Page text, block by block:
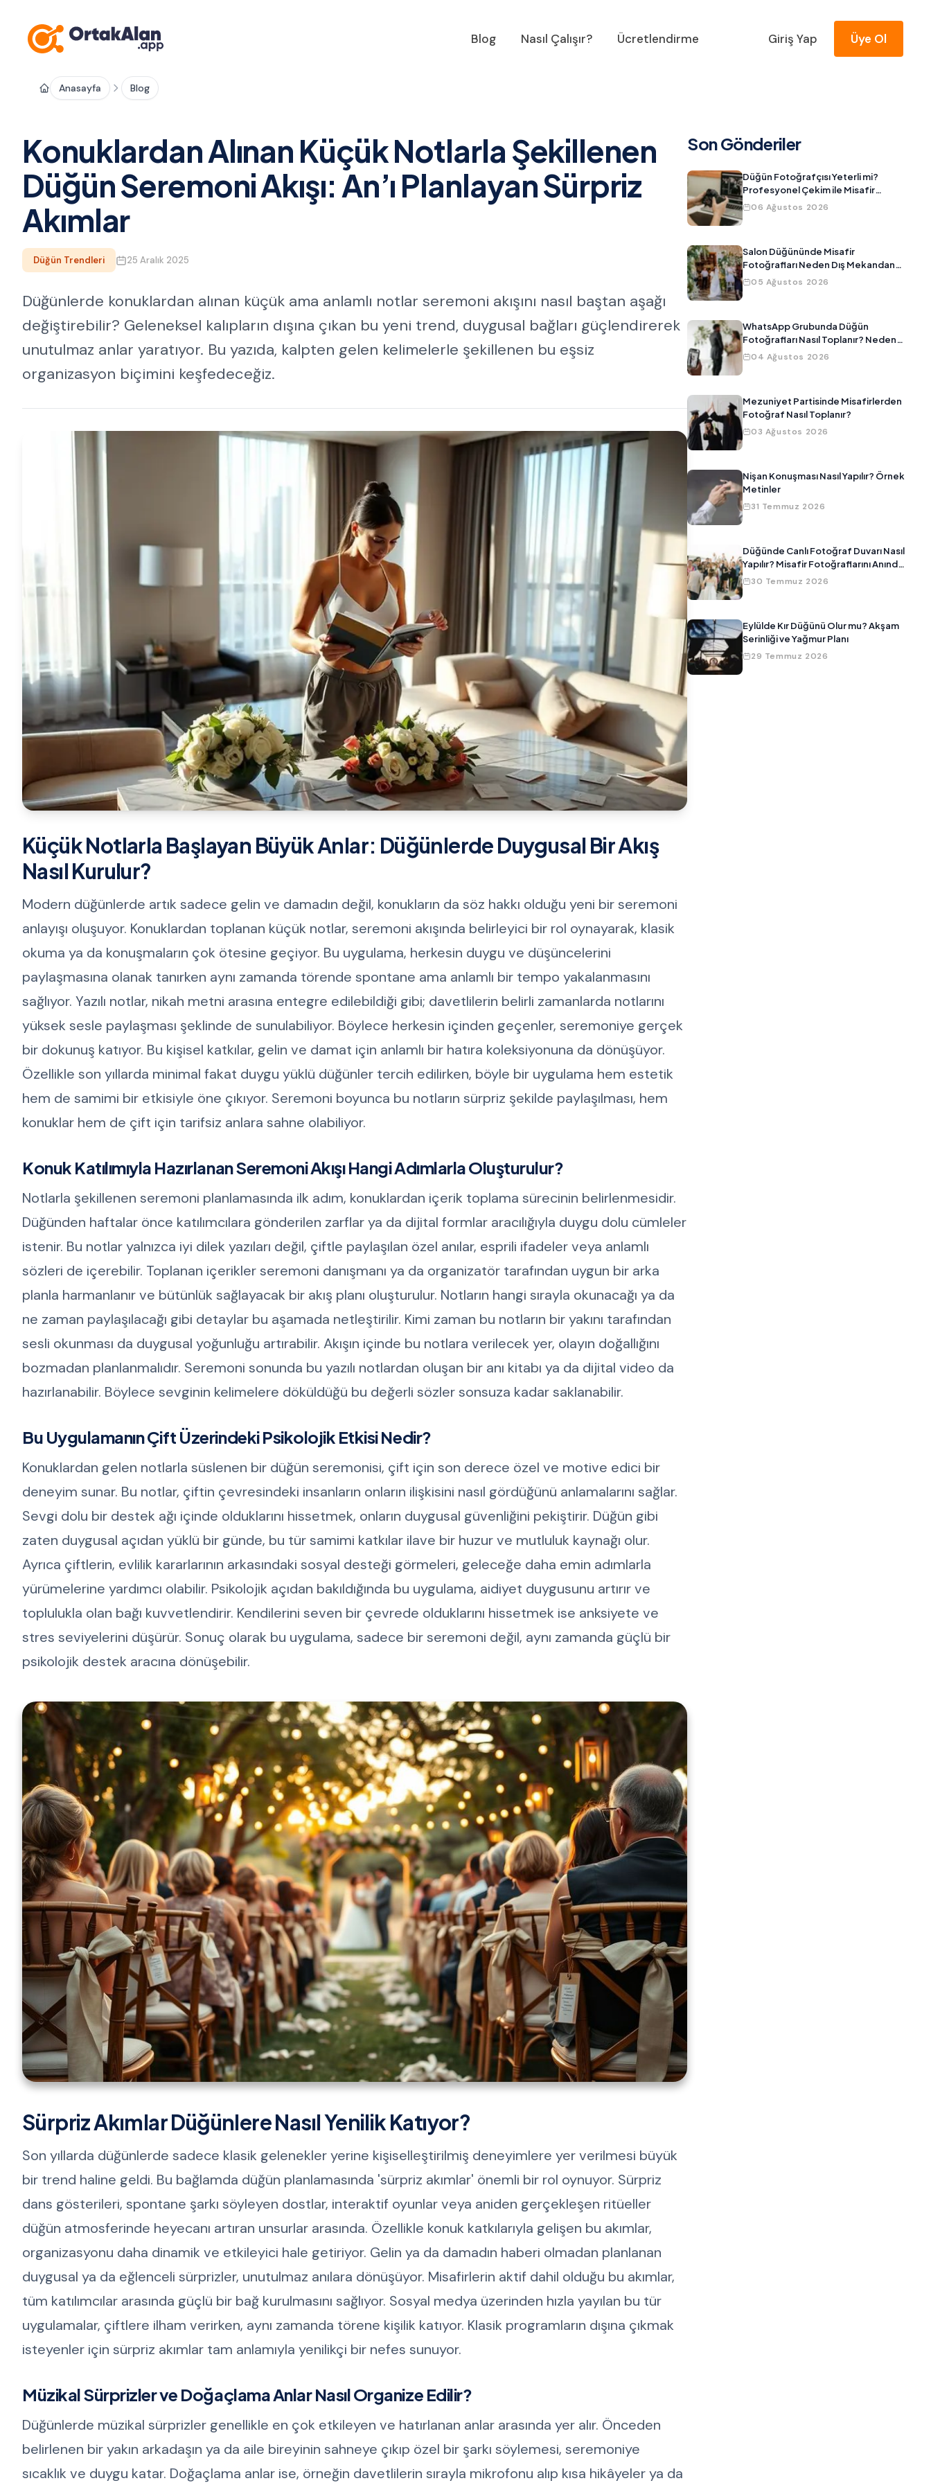
Blog Nasıl Çalışır? Ücretlendirme Giriş Yap Üye Ol
Anasayfa Blog
Konuklardan Alınan Küçük Notlarla Şekillenen
Düğün Seremoni Akışı: An’ı Planlayan Sürpriz
Akımlar
Düğün Trendleri 25 Aralık 2025
Düğünlerde konuklardan alınan küçük ama anlamlı notlar seremoni akışını nasıl baştan aşağı
değiştirebilir? Geleneksel kalıpların dışına çıkan bu yeni trend, duygusal bağları güçlendirerek
unutulmaz anlar yaratıyor. Bu yazıda, kalpten gelen kelimelerle şekillenen bu eşsiz
organizasyon biçimini keşfedeceğiz.
Küçük Notlarla Başlayan Büyük Anlar: Düğünlerde Duygusal Bir Akış
Nasıl Kurulur?
Modern düğünlerde artık sadece gelin ve damadın değil, konukların da söz hakkı olduğu yeni bir seremoni
anlayışı oluşuyor. Konuklardan toplanan küçük notlar, seremoni akışında belirleyici bir rol oynayarak, klasik
okuma ya da konuşmaların çok ötesine geçiyor. Bu uygulama, herkesin duygu ve düşüncelerini
paylaşmasına olanak tanırken aynı zamanda törende spontane ama anlamlı bir tempo yakalanmasını
sağlıyor. Yazılı notlar, nikah metni arasına entegre edilebildiği gibi; davetlilerin belirli zamanlarda notlarını
yüksek sesle paylaşması şeklinde de sunulabiliyor. Böylece herkesin içinden geçenler, seremoniye gerçek
bir dokunuş katıyor. Bu kişisel katkılar, gelin ve damat için anlamlı bir hatıra koleksiyonuna da dönüşüyor.
Özellikle son yıllarda minimal fakat duygu yüklü düğünler tercih edilirken, böyle bir uygulama hem estetik
hem de samimi bir etkisiyle öne çıkıyor. Seremoni boyunca bu notların sürpriz şekilde paylaşılması, hem
konuklar hem de çift için tarifsiz anlara sahne olabiliyor.
Konuk Katılımıyla Hazırlanan Seremoni Akışı Hangi Adımlarla Oluşturulur?
Notlarla şekillenen seremoni planlamasında ilk adım, konuklardan içerik toplama sürecinin belirlenmesidir.
Düğünden haftalar önce katılımcılara gönderilen zarflar ya da dijital formlar aracılığıyla duygu dolu cümleler
istenir. Bu notlar yalnızca iyi dilek yazıları değil, çiftle paylaşılan özel anılar, esprili ifadeler veya anlamlı
sözleri de içerebilir. Toplanan içerikler seremoni danışmanı ya da organizatör tarafından uygun bir arka
planla harmanlanır ve bütünlük sağlayacak bir akış planı oluşturulur. Notların hangi sırayla okunacağı ya da
ne zaman paylaşılacağı gibi detaylar bu aşamada netleştirilir. Kimi zaman bu notların bir yakını tarafından
sesli okunması da duygusal yoğunluğu artırabilir. Akışın içinde bu notlara verilecek yer, olayın doğallığını
bozmadan planlanmalıdır. Seremoni sonunda bu yazılı notlardan oluşan bir anı kitabı ya da dijital video da
hazırlanabilir. Böylece sevginin kelimelere döküldüğü bu değerli sözler sonsuza kadar saklanabilir.
Bu Uygulamanın Çift Üzerindeki Psikolojik Etkisi Nedir?
Konuklardan gelen notlarla süslenen bir düğün seremonisi, çift için son derece özel ve motive edici bir
deneyim sunar. Bu notlar, çiftin çevresindeki insanların onların ilişkisini nasıl gördüğünü anlamalarını sağlar.
Sevgi dolu bir destek ağı içinde olduklarını hissetmek, onların duygusal güvenliğini pekiştirir. Düğün gibi
zaten duygusal açıdan yüklü bir günde, bu tür samimi katkılar ilave bir huzur ve mutluluk kaynağı olur.
Ayrıca çiftlerin, evlilik kararlarının arkasındaki sosyal desteği görmeleri, geleceğe daha emin adımlarla
yürümelerine yardımcı olabilir. Psikolojik açıdan bakıldığında bu uygulama, aidiyet duygusunu artırır ve
toplulukla olan bağı kuvvetlendirir. Kendilerini seven bir çevrede olduklarını hissetmek ise anksiyete ve
stres seviyelerini düşürür. Sonuç olarak bu uygulama, sadece bir seremoni değil, aynı zamanda güçlü bir
psikolojik destek aracına dönüşebilir.
Sürpriz Akımlar Düğünlere Nasıl Yenilik Katıyor?
Son yıllarda düğünlerde sadece klasik gelenekler yerine kişiselleştirilmiş deneyimlere yer verilmesi büyük
bir trend haline geldi. Bu bağlamda düğün planlamasında 'sürpriz akımlar' önemli bir rol oynuyor. Sürpriz
dans gösterileri, spontane şarkı söyleyen dostlar, interaktif oyunlar veya aniden gerçekleşen ritüeller
düğün atmosferinde heyecanı artıran unsurlar arasında. Özellikle konuk katkılarıyla gelişen bu akımlar,
organizasyonu daha dinamik ve etkileyici hale getiriyor. Gelin ya da damadın haberi olmadan planlanan
duygusal ya da eğlenceli sürprizler, unutulmaz anılara dönüşüyor. Misafirlerin aktif dahil olduğu bu akımlar,
tüm katılımcılar arasında güçlü bir bağ kurulmasını sağlıyor. Sosyal medya üzerinden hızla yayılan bu tür
uygulamalar, çiftlere ilham verirken, aynı zamanda törene kişilik katıyor. Klasik programların dışına çıkmak
isteyenler için sürpriz akımlar tam anlamıyla yenilikçi bir nefes sunuyor.
Müzikal Sürprizler ve Doğaçlama Anlar Nasıl Organize Edilir?
Düğünlerde müzikal sürprizler genellikle en çok etkileyen ve hatırlanan anlar arasında yer alır. Önceden
belirlenen bir yakın arkadaşın ya da aile bireyinin sahneye çıkıp özel bir şarkı söylemesi, seremoniye
sıcaklık ve duygu katar. Doğaçlama anlar ise, örneğin davetlilerin sırayla mikrofonu alıp kısa hikâyeler ya da
Son Gönderiler
Düğün Fotoğrafçısı Yeterli mi?
Profesyonel Çekim ile Misafir
Fotoğraflarını Birleştirmenin Yolu
06 Ağustos 2026
Salon Düğününde Misafir
Fotoğrafları Neden Dış Mekandan
Daha Kötü Çıkar?
05 Ağustos 2026
WhatsApp Grubunda Düğün
Fotoğrafları Nasıl Toplanır? Neden
Çalışmıyor?
04 Ağustos 2026
Mezuniyet Partisinde Misafirlerden
Fotoğraf Nasıl Toplanır?
03 Ağustos 2026
Nişan Konuşması Nasıl Yapılır? Örnek
Metinler
31 Temmuz 2026
Düğünde Canlı Fotoğraf Duvarı Nasıl
Yapılır? Misafir Fotoğraflarını Anında
Ekrana Yansıtma
30 Temmuz 2026
Eylülde Kır Düğünü Olur mu? Akşam
Serinliği ve Yağmur Planı
29 Temmuz 2026